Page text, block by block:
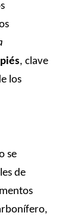
, clave
los
se
de